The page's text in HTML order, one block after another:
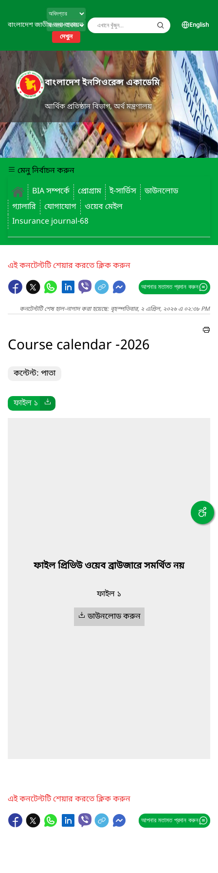
বাংলাদেশ জাতীয় তথ্য বাতায়ন
দেখুন
English
বাংলাদেশ ইনসিওরেন্স একাডেমি
আর্থিক প্রতিষ্ঠান বিভাগ, অর্থ মন্ত্রণালয়
মেনু নির্বাচন করুন
BIA সম্পর্কে
প্রোগ্রাম ই-সার্ভিস
ডাউনলোড
গ্যালারি
যোগাযোগ
ওয়েব মেইল
Insurance journal-68
এই কনটেন্টটি শেয়ার করতে ক্লিক করুন
আপনার মতামত প্রদান করুন
কনটেন্টটি শেষ হাল-নাগাদ করা হয়েছে: বৃহস্পতিবার, ২ এপ্রিল, ২০২৬ এ ০২:৩৮ PM
Course calendar -2026
কন্টেন্ট: পাতা
ফাইল ১
ফাইল প্রিভিউ ওয়েব ব্রাউজারে সমর্থিত নয়
ফাইল ১
ডাউনলোড করুন
এই কনটেন্টটি শেয়ার করতে ক্লিক করুন
আপনার মতামত প্রদান করুন